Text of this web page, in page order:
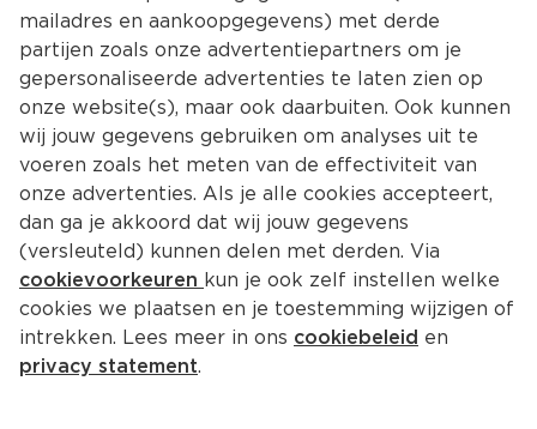
17251 producten
Filter Meest gewild
PLUS Boerentrots Kipfilet 2 stuks
Per 350 g
5.25 0
PLUS Boerentrots Kipfilet
mailadres en aankoopgegevens) met derde
partijen zoals onze advertentiepartners om je
gepersonaliseerde advertenties te laten zien op
onze website(s), maar ook daarbuiten. Ook kunnen
wij jouw gegevens gebruiken om analyses uit te
voeren zoals het meten van de effectiviteit van
onze advertenties. Als je alle cookies accepteert,
dan ga je akkoord dat wij jouw gegevens
(versleuteld) kunnen delen met derden. Via
cookievoorkeuren kun je ook zelf instellen welke
cookies we plaatsen en je toestemming wijzigen of
intrekken. Lees meer in ons cookiebeleid en
privacy statement.